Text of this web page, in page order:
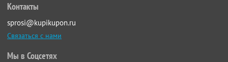
Контакты
sprosi@kupikupon.ru
Связаться с нами
Мы в Соцсетях